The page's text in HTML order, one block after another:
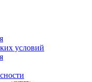
условий